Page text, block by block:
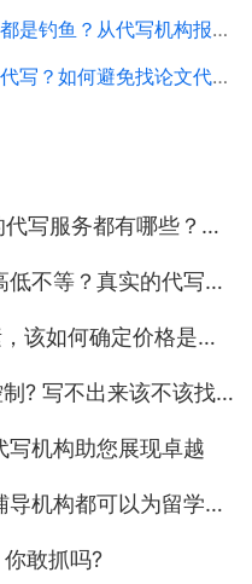
写机构报价来判断是否靠谱可行吗？
如何避免找论文代写的后果
哪些？你曾从中受益过吗？
的代写价格构成是怎样的？
何确定价格是否划算？
出来该不该找essay代写？
机构助您展现卓越
以为留学生提供哪些服务？
敢抓吗?